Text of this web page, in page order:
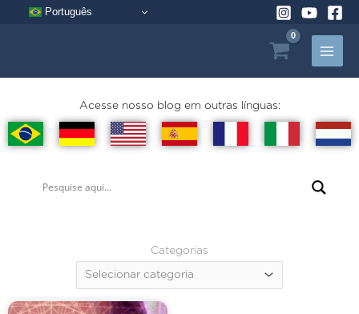
Português
Acesse nosso blog em outras línguas:
Categorias